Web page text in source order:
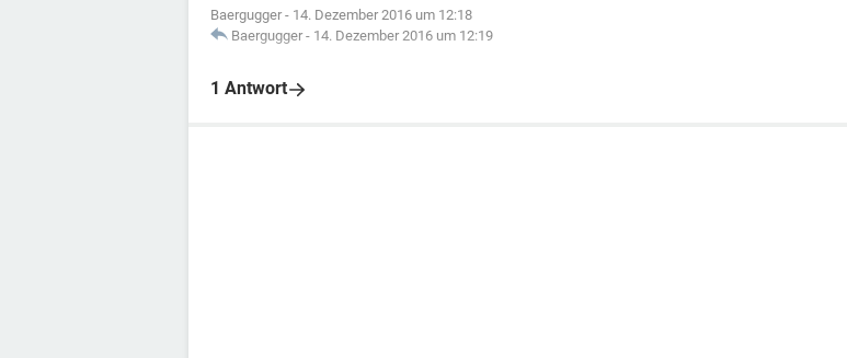
Baergugger - 14. Dezember 2016 um 12:18
Baergugger - 14. Dezember 2016 um 12:19
1 Antwort